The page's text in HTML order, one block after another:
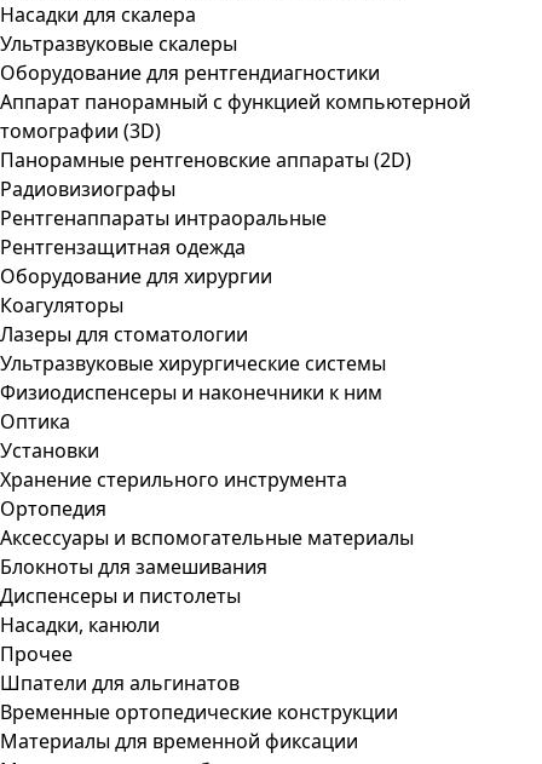
Насадки для скалера
Ультразвуковые скалеры
Оборудование для рентгендиагностики
Аппарат панорамный с функцией компьютерной
томографии (3D)
Панорамные рентгеновские аппараты (2D)
Радиовизиографы
Рентгенаппараты интраоральные
Рентгензащитная одежда
Оборудование для хирургии
Коагуляторы
Лазеры для стоматологии
Ультразвуковые хирургические системы
Физиодиспенсеры и наконечники к ним
Оптика
Установки
Хранение стерильного инструмента
Ортопедия
Аксессуары и вспомогательные материалы
Блокноты для замешивания
Диспенсеры и пистолеты
Насадки, канюли
Прочее
Шпатели для альгинатов
Временные ортопедические конструкции
Материалы для временной фиксации